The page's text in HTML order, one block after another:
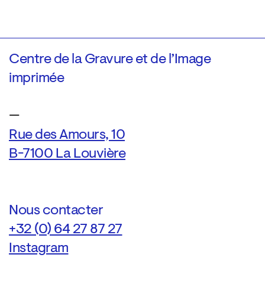
Centre de la Gravure et de l’Image
imprimée
—
Rue des Amours, 10
B-7100 La Louvière
Nous contacter
+32 (0) 64 27 87 27
Instagram